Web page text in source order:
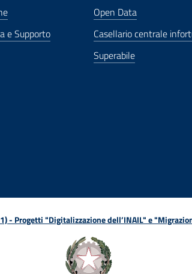
e Supporto
Open Data
Casellario centrale
Superabile
- Progetti "Digitalizzazione dell’INAIL" e